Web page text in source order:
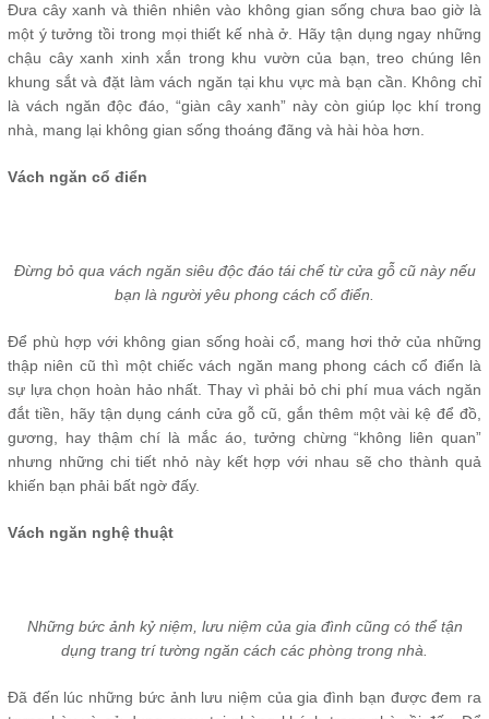
Đưa cây xanh và thiên nhiên vào không gian sống chưa bao giờ là
một ý tưởng tồi trong mọi thiết kế nhà ở. Hãy tận dụng ngay những
chậu cây xanh xinh xắn trong khu vườn của bạn, treo chúng lên
khung sắt và đặt làm vách ngăn tại khu vực mà bạn cần. Không chỉ
là vách ngăn độc đáo, “giàn cây xanh” này còn giúp lọc khí trong
nhà, mang lại không gian sống thoáng đãng và hài hòa hơn.
Vách ngăn cổ điển
Đừng bỏ qua vách ngăn siêu độc đáo tái chế từ cửa gỗ cũ này nếu
bạn là người yêu phong cách cổ điển.
Để phù hợp với không gian sống hoài cổ, mang hơi thở của những
thập niên cũ thì một chiếc vách ngăn mang phong cách cổ điển là
sự lựa chọn hoàn hảo nhất. Thay vì phải bỏ chi phí mua vách ngăn
đắt tiền, hãy tận dụng cánh cửa gỗ cũ, gắn thêm một vài kệ để đồ,
gương, hay thậm chí là mắc áo, tưởng chừng “không liên quan”
nhưng những chi tiết nhỏ này kết hợp với nhau sẽ cho thành quả
khiến bạn phải bất ngờ đấy.
Vách ngăn nghệ thuật
Những bức ảnh kỷ niệm, lưu niệm của gia đình cũng có thể tận
dụng trang trí tường ngăn cách các phòng trong nhà.
Đã đến lúc những bức ảnh lưu niệm của gia đình bạn được đem ra